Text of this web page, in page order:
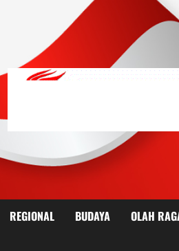
REGIONAL BUDAYA OLAH